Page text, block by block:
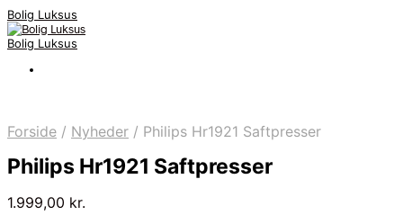
Bolig Luksus
Bolig Luksus
Forside / Nyheder / Philips Hr1921 Saftpresser
Philips Hr1921 Saftpresser
1.999,00 kr.